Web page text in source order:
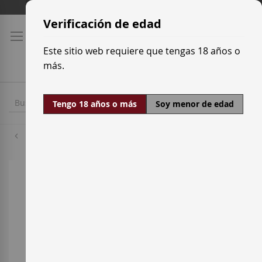
contenido
Verificación de edad
Este sitio web requiere que tengas 18 años o
más.
Tengo 18 años o más Soy menor de edad